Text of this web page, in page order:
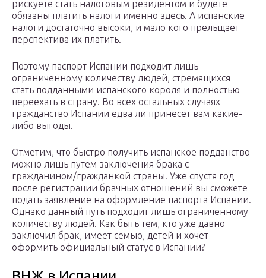
рискуете стать налоговым резидентом и будете
обязаны платить налоги именно здесь. А испанские
налоги достаточно высоки, и мало кого прельщает
перспектива их платить.
Поэтому паспорт Испании подходит лишь
ограниченному количеству людей, стремящихся
стать подданными испанского короля и полностью
переехать в страну. Во всех остальных случаях
гражданство Испании едва ли принесет вам какие-
либо выгоды.
Отметим, что быстро получить испанское подданство
можно лишь путем заключения брака с
гражданином/гражданкой страны. Уже спустя год
после регистрации брачных отношений вы сможете
подать заявление на оформление паспорта Испании.
Однако данный путь подходит лишь ограниченному
количеству людей. Как быть тем, кто уже давно
заключил брак, имеет семью, детей и хочет
оформить официальный статус в Испании?